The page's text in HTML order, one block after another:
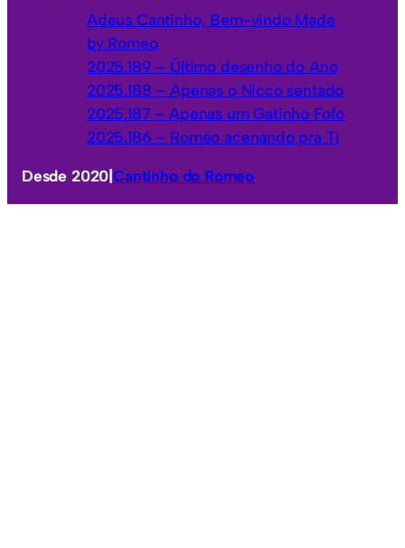
Adeus Cantinho, Bem-vindo Made
by Romeo
2025.189 – Último desenho do Ano
2025.188 – Apenas o Nicco sentado
2025.187 – Apenas um Gatinho Fofo
2025.186 – Romeo acenando pra Ti
Desde 2020 |Cantinho do Romeo